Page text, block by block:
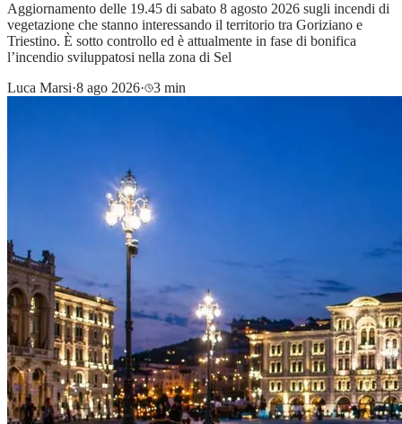
Aggiornamento delle 19.45 di sabato 8 agosto 2026 sugli incendi di
vegetazione che stanno interessando il territorio tra Goriziano e
Triestino. È sotto controllo ed è attualmente in fase di bonifica
l’incendio sviluppatosi nella zona di Sel
Luca Marsi·8 ago 2026· 3 min